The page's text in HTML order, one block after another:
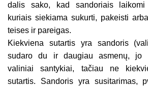
dalis sako, kad sandoriais laikomi
kuriais siekiama sukurti, pakeisti
teises ir pareigas.
Kiekviena sutartis yra sandoris
sudaro du ir daugiau asmenų, jo
valiniai santykiai, tačiau ne
sutartis. Sandoris yra susitarimas,